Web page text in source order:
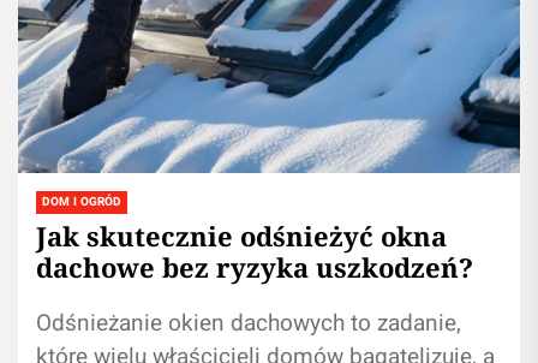
DOM I OGRÓD
Jak skutecznie odśnieżyć okna
dachowe bez ryzyka uszkodzeń?
Odśnieżanie okien dachowych to zadanie,